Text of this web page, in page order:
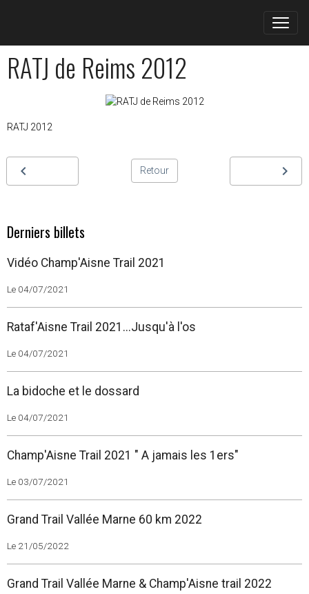
RATJ de Reims 2012
RATJ 2012
Retour
Derniers billets
Vidéo Champ'Aisne Trail 2021
Le 04/07/2021
Rataf'Aisne Trail 2021...Jusqu'à l'os
Le 04/07/2021
La bidoche et le dossard
Le 04/07/2021
Champ'Aisne Trail 2021 " A jamais les 1ers"
Le 03/07/2021
Grand Trail Vallée Marne 60 km 2022
Le 21/05/2022
Grand Trail Vallée Marne & Champ'Aisne trail 2022